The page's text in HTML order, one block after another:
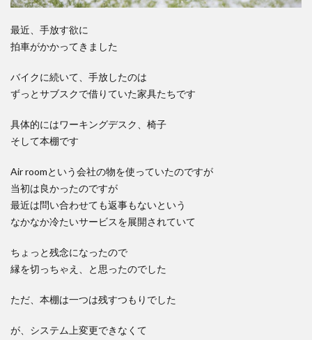
最近、手放す欲に
拍車がかかってきました
バイクに続いて、手放したのは
ずっとサブスクで借りていた家具たちです
具体的にはワーキングデスク、椅子
そして本棚です
Air roomという会社の物を使っていたのですが
当初は良かったのですが
最近は問い合わせても返事もないという
なかなか冷たいサービスを展開されていて
ちょっと残念になったので
縁を切っちゃえ、と思ったのでした
ただ、本棚は一つは残すつもりでした
が、システム上変更できなくて